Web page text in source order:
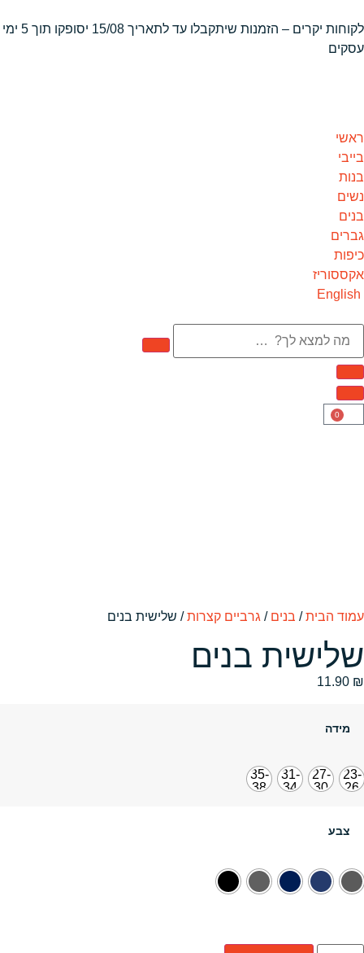
לקוחות יקרים – הזמנות שיתקבלו
עד לתאריך 15/08 יסופקו תוך 5 ימי
עסקים
ראשי
בייבי
בנות
נשים
בנים
גברים
כיפות
אקססוריז
English
0
עמוד הבית/ בנים / גרביים קצרות/ שלישית בנים
שלישית בנים
11.90 ₪
מידה
23-
26
27-
30
31-
34
35-
38
צבע